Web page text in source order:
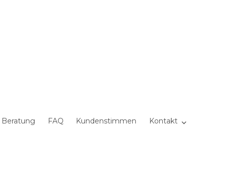
Beratung FAQ Kundenstimmen Kontakt